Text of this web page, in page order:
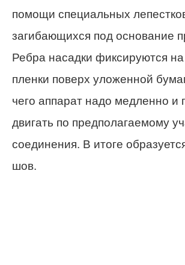
помощи специальных
загибающихся под основание
Ребра насадки фиксируются
пленки поверх уложенной
чего аппарат надо медленно и
двигать по предполагаемому
соединения. В итоге
шов.